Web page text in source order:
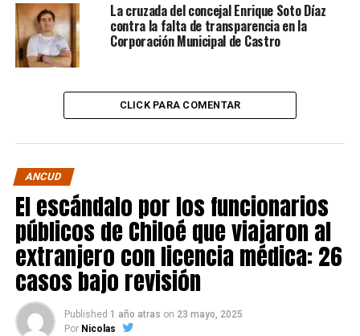
La cruzada del concejal Enrique Soto Díaz
contra la falta de transparencia en la
Corporación Municipal de Castro
CLICK PARA COMENTAR
ANCUD
El escándalo por los funcionarios
públicos de Chiloé que viajaron al
extranjero con licencia médica: 26
casos bajo revisión
Published 1 año atras on 23 mayo, 2025
Por Nicolas